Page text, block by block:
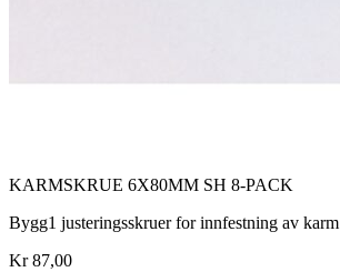
KARMSKRUE 6X80MM SH 8-PACK
Bygg1 justeringsskruer for innfestning av karm
Kr 87,00